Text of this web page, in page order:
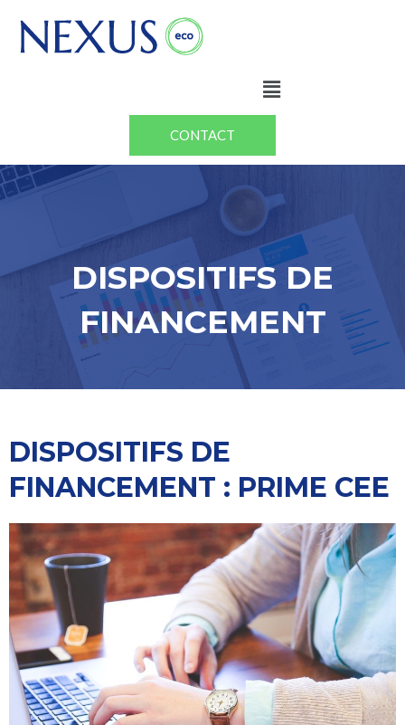
Menu
CONTACT
DISPOSITIFS DE
FINANCEMENT
DISPOSITIFS DE
FINANCEMENT : PRIME CEE